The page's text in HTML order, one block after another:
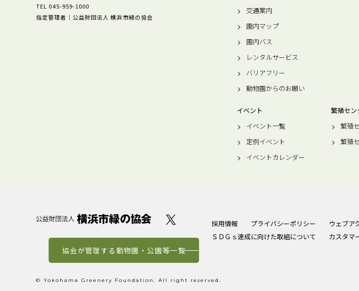
TEL 045-959-1000
指定管理者｜公益財団法人 横浜市緑の協会
交通案内
園内マップ
園内バス
レンタルサービス
バリアフリー
動物園からのお願い
イベント
イベント一覧
定例イベント
イベントカレンダー
繁殖セン
繁殖
繁殖
協会が管理する動物園・公園等一覧
採用情報 プライバシーポリシー ウェブア
ＳＤＧｓ達成に向けた取組について
カスタマ
© Yokohama Greenery Foundation. All right reserved.